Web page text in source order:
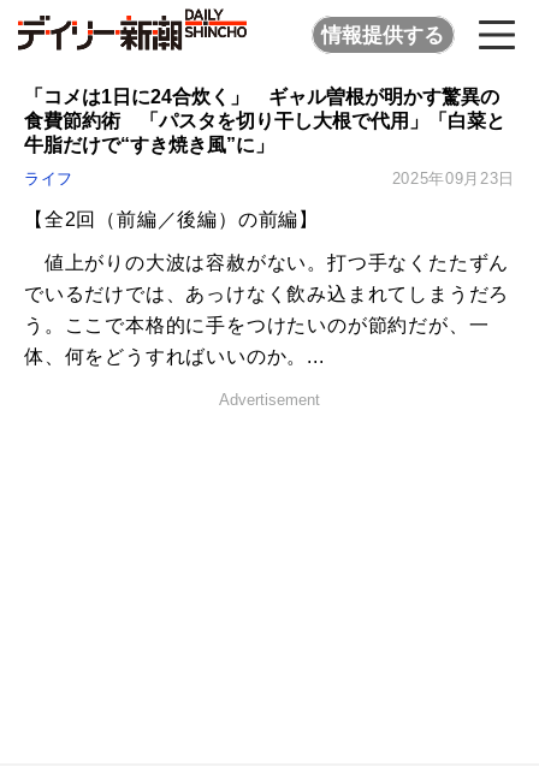
情報提供する
「コメは1日に24合炊く」 ギャル曽根が明かす驚異の
食費節約術 「パスタを切り干し大根で代用」「白菜と
牛脂だけで“すき焼き風”に」
ライフ 2025年09月23日
【全2回（前編／後編）の前編】
値上がりの大波は容赦がない。打つ手なくたたずん
でいるだけでは、あっけなく飲み込まれてしまうだろ
う。ここで本格的に手をつけたいのが節約だが、一
体、何をどうすればいいのか。...
Advertisement